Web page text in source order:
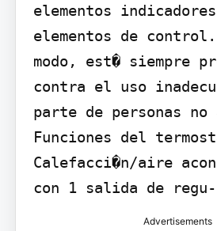
elementos
elementos de
modo, est� siempre
contra el uso
parte de personas no
Funciones del
Calefacci�n/aire
con 1 salida de regu-
Advertisements